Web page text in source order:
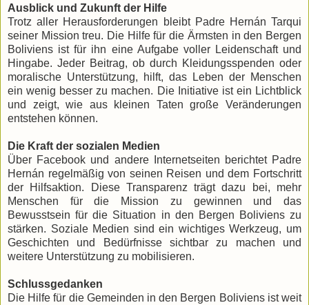
Ausblick und Zukunft der Hilfe
Trotz aller Herausforderungen bleibt Padre Hernán Tarqui
seiner Mission treu. Die Hilfe für die Ärmsten in den Bergen
Boliviens ist für ihn eine Aufgabe voller Leidenschaft und
Hingabe. Jeder Beitrag, ob durch Kleidungsspenden oder
moralische Unterstützung, hilft, das Leben der Menschen
ein wenig besser zu machen. Die Initiative ist ein Lichtblick
und zeigt, wie aus kleinen Taten große Veränderungen
entstehen können.
Die Kraft der sozialen Medien
Über Facebook und andere Internetseiten berichtet Padre
Hernán regelmäßig von seinen Reisen und dem Fortschritt
der Hilfsaktion. Diese Transparenz trägt dazu bei, mehr
Menschen für die Mission zu gewinnen und das
Bewusstsein für die Situation in den Bergen Boliviens zu
stärken. Soziale Medien sind ein wichtiges Werkzeug, um
Geschichten und Bedürfnisse sichtbar zu machen und
weitere Unterstützung zu mobilisieren.
Schlussgedanken
Die Hilfe für die Gemeinden in den Bergen Boliviens ist weit